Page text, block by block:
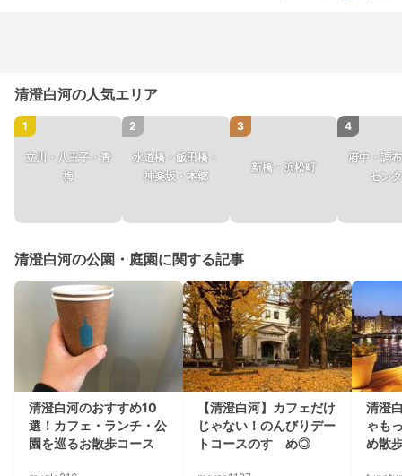
清澄白河の人気エリア
1
立川・八王子・青
梅
2
水道橋・飯田橋・
神楽坂・本郷
3
新橋・浜松町
4
府中・調
セン
清澄白河の公園・庭園に関する記事
清澄白河のおすすめ10
選！カフェ・ランチ・公
園を巡るお散歩コース
【清澄白河】カフェだけ
じゃない！のんびりデー
トコースのすゝめ◎
清澄
ゃも
め散